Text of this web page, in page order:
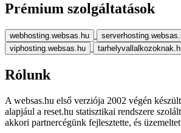
Prémium szolgáltatások
webhosting.websas.hu
viphosting.websas.hu
Rólunk
A websas.hu első verziója 2002 végén
alapjául a reset.hu statisztikai rendszere
akkori partnercégünk fejlesztette, és